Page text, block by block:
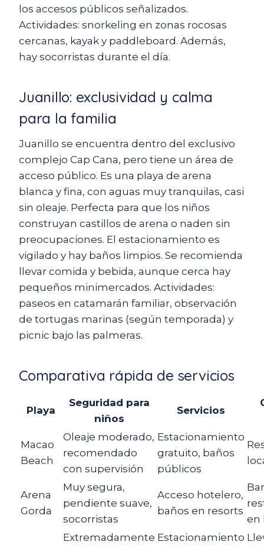
los accesos públicos señalizados.
Actividades: snorkeling en zonas rocosas
cercanas, kayak y paddleboard. Además,
hay socorristas durante el día.
Juanillo: exclusividad y calma
para la familia
Juanillo se encuentra dentro del exclusivo
complejo Cap Cana, pero tiene un área de
acceso público. Es una playa de arena
blanca y fina, con aguas muy tranquilas, casi
sin oleaje. Perfecta para que los niños
construyan castillos de arena o naden sin
preocupaciones. El estacionamiento es
vigilado y hay baños limpios. Se recomienda
llevar comida y bebida, aunque cerca hay
pequeños minimercados. Actividades:
paseos en catamarán familiar, observación
de tortugas marinas (según temporada) y
picnic bajo las palmeras.
Comparativa rápida de servicios
Playa
Seguridad para
niños
Servicios
Macao
Beach
Oleaje moderado,
recomendado
con supervisión
Estacionamiento
gratuito, baños
públicos
Arena
Gorda
Muy segura,
pendiente suave,
socorristas
Acceso hotelero,
baños en resorts
en
Extremadamente Estacionamiento